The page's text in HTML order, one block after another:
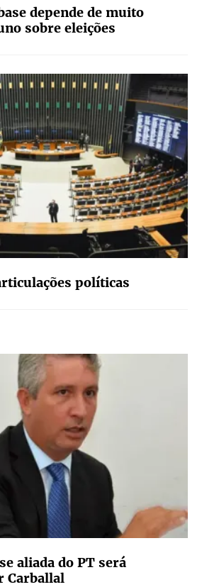
depende de muito
sobre eleições
políticas
aliada do PT será
Carballal